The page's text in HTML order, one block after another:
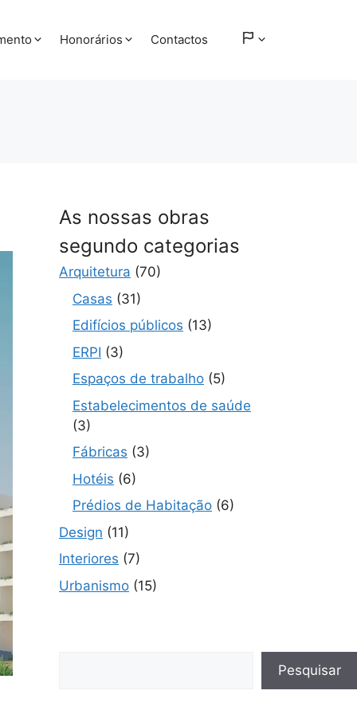
Honorários Contactos
As nossas obras
segundo categorias
Arquitetura (70)
Casas (31)
Edifícios públicos (13)
ERPI (3)
Espaços de trabalho (5)
Estabelecimentos de saúde
(3)
Fábricas (3)
Hotéis (6)
Prédios de Habitação (6)
Design (11)
Interiores (7)
Urbanismo (15)
Pesquisar